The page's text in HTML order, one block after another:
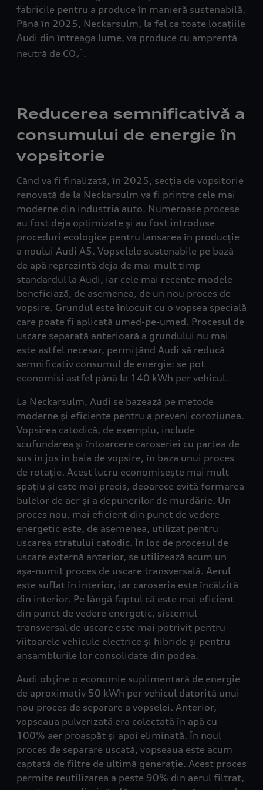
fabricile pentru a produce în manieră sustenabilă.
Până în 2025, Neckarsulm, la fel ca toate locațiile
Audi din întreaga lume, va produce cu amprentă
neutră de CO₂1 .
Reducerea semnificativă a
consumului de energie în
vopsitorie
Când va fi finalizată, în 2025, secția de vopsitorie
renovată de la Neckarsulm va fi printre cele mai
moderne din industria auto. Numeroase procese
au fost deja optimizate și au fost introduse
proceduri ecologice pentru lansarea în producție
a noului Audi A5. Vopselele sustenabile pe bază
de apă reprezintă deja de mai mult timp
standardul la Audi, iar cele mai recente modele
beneficiază, de asemenea, de un nou proces de
vopsire. Grundul este înlocuit cu o vopsea specială
care poate fi aplicată umed-pe-umed. Procesul de
uscare separată anterioară a grundului nu mai
este astfel necesar, permițând Audi să reducă
semnificativ consumul de energie: se pot
economisi astfel până la 140 kWh per vehicul.
La Neckarsulm, Audi se bazează pe metode
moderne și eficiente pentru a preveni coroziunea.
Vopsirea catodică, de exemplu, include
scufundarea și întoarcere caroseriei cu partea de
sus în jos în baia de vopsire, în baza unui proces
de rotație. Acest lucru economisește mai mult
spațiu și este mai precis, deoarece evită formarea
bulelor de aer și a depunerilor de murdărie. Un
proces nou, mai eficient din punct de vedere
energetic este, de asemenea, utilizat pentru
uscarea stratului catodic. În loc de procesul de
uscare externă anterior, se utilizează acum un
așa-numit proces de uscare transversală. Aerul
este suflat în interior, iar caroseria este încălzită
din interior. Pe lângă faptul că este mai eficient
din punct de vedere energetic, sistemul
transversal de uscare este mai potrivit pentru
viitoarele vehicule electrice și hibride și pentru
ansamblurile lor consolidate din podea.
Audi obține o economie suplimentară de energie
de aproximativ 50 kWh per vehicul datorită unui
nou proces de separare a vopselei. Anterior,
vopseaua pulverizată era colectată în apă cu
100% aer proaspăt și apoi eliminată. În noul
proces de separare uscată, vopseaua este acum
captată de filtre de ultimă generație. Acest proces
permite reutilizarea a peste 90% din aerul filtrat,